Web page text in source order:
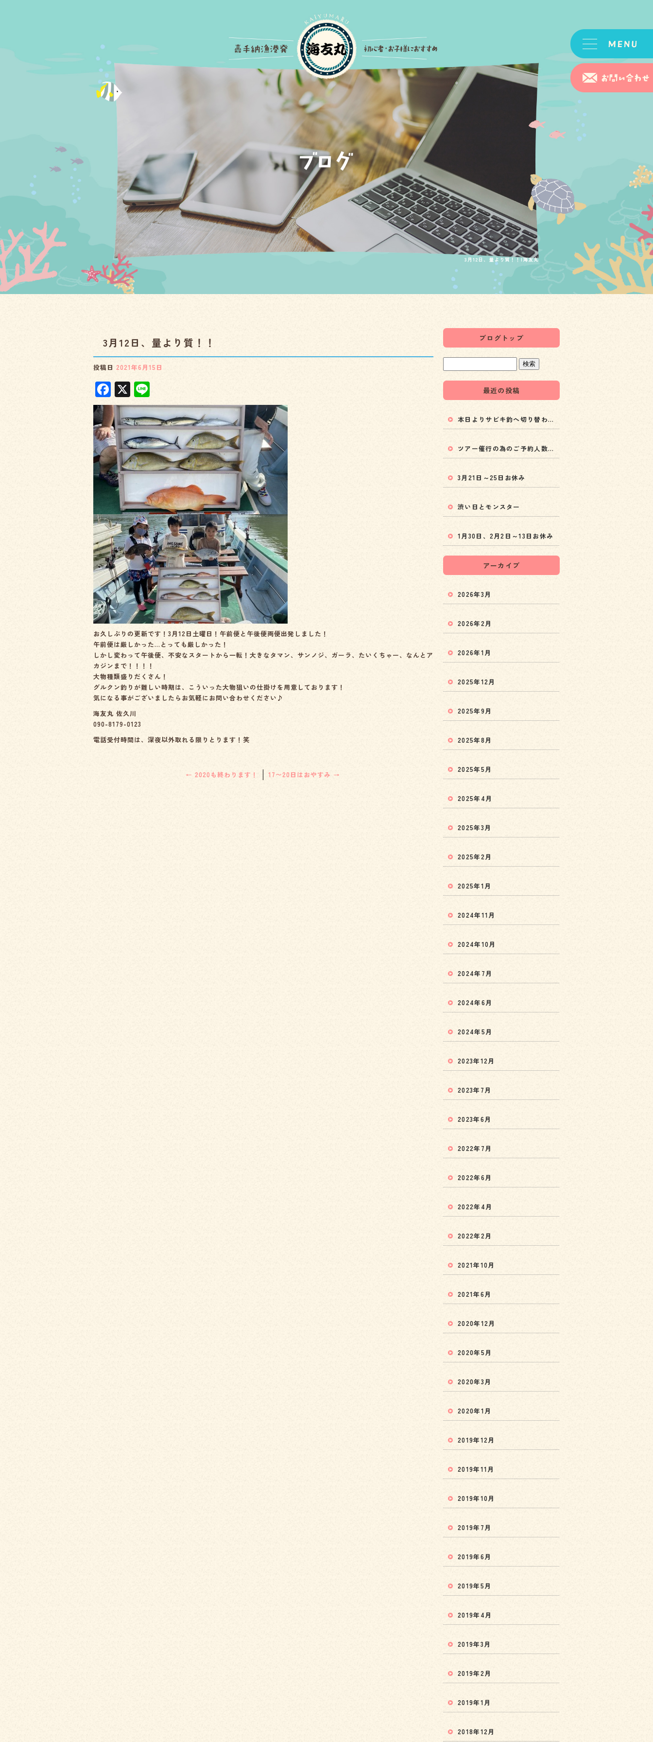
3月12日、量より質！！|海友丸
3月12日、量より質！！
投稿日 2021年6月15日
F
a
c
e
b
o
o
k
X
n
e
お久しぶりの更新です！3月12日土曜日！午前便と午後便両便出発しました！
午前便は厳しかった…とっても厳しかった！
しかし変わって午後便、不安なスタートから一転！大きなタマン、サンノジ、ガーラ、たいくちゃー、なんとア
カジンまで！！！！
大物種類盛りだくさん！
グルクン釣りが難しい時期は、こういった大物狙いの仕掛けを用意しております！
気になる事がございましたらお気軽にお問い合わせください♪
海友丸 佐久川
090-8179-0123
電話受付時間は、深夜以外取れる限りとります！笑
← 2020も終わります！ 17〜20日はおやすみ →
ブログトップ
最近の投稿
本日よりサビキ釣へ切り替わります！
ツアー催行の為のご予約人数変更と5月以降の料金値上げのお知らせ
3月21日～25日お休み
渋い日とモンスター
1月30日、2月2日～13日お休み
アーカイブ
2026年3月
2026年2月
2026年1月
2025年12月
2025年9月
2025年8月
2025年5月
2025年4月
2025年3月
2025年2月
2025年1月
2024年11月
2024年10月
2024年7月
2024年6月
2024年5月
2023年12月
2023年7月
2023年6月
2022年7月
2022年6月
2022年4月
2022年2月
2021年10月
2021年6月
2020年12月
2020年5月
2020年3月
2020年1月
2019年12月
2019年11月
2019年10月
2019年7月
2019年6月
2019年5月
2019年4月
2019年3月
2019年2月
2019年1月
2018年12月